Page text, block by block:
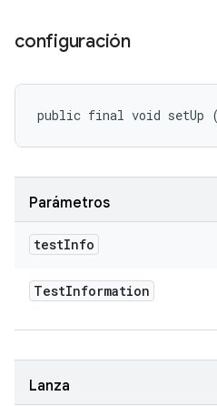
configuración
public final void setUp (
Parámetros
testInfo
TestInformation
Lanza